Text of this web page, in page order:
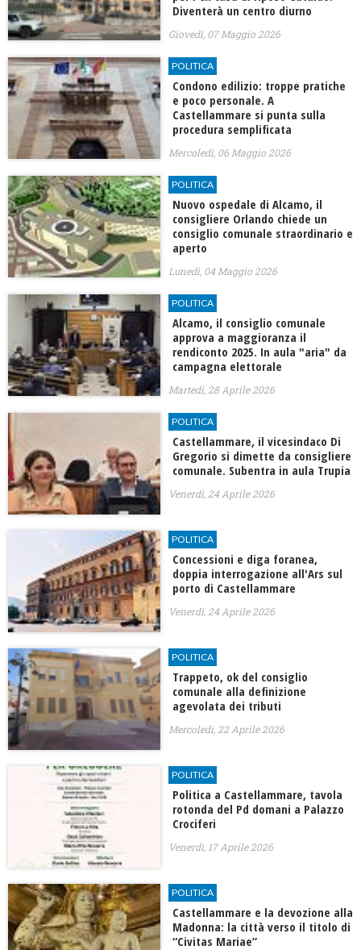
Diventerà un centro diurno
Giovedì, 07 Maggio 2026
POLITICA
Condono edilizio: troppe pratiche
e poco personale. A
Castellammare si punta sulla
procedura semplificata
Mercoledì, 06 Maggio 2026
POLITICA
Nuovo ospedale di Alcamo, il
consigliere Orlando chiede un
consiglio comunale straordinario e
aperto
Lunedì, 04 Maggio 2026
POLITICA
Alcamo, il consiglio comunale
approva a maggioranza il
rendiconto 2025. In aula "aria" da
campagna elettorale
Martedì, 28 Aprile 2026
POLITICA
Castellammare, il vicesindaco Di
Gregorio si dimette da consigliere
comunale. Subentra in aula Trupia
Venerdì, 24 Aprile 2026
POLITICA
Concessioni e diga foranea,
doppia interrogazione all'Ars sul
porto di Castellammare
Venerdì, 24 Aprile 2026
POLITICA
Trappeto, ok del consiglio
comunale alla definizione
agevolata dei tributi
Mercoledì, 22 Aprile 2026
POLITICA
Politica a Castellammare, tavola
rotonda del Pd domani a Palazzo
Crociferi
Venerdì, 17 Aprile 2026
POLITICA
Castellammare e la devozione alla
Madonna: la città verso il titolo di
“Civitas Mariae”